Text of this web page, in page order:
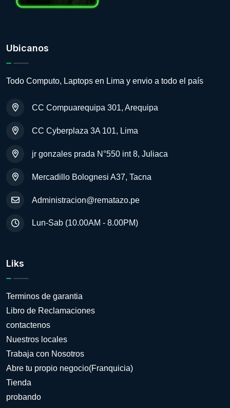
Ubicanos
Todo Computo, Laptops en Lima y envio a todo el país
CC Compuarequipa 301, Arequipa
CC Cyberplaza 3A 101, Lima
jr gonzales prada N°550 int 8, Juliaca
Mercadillo Bolognesi A37, Tacna
Administracion@rematazo.pe
Lun-Sab (10.00AM - 8.00PM)
Liks
Terminos de garantia
Libro de Reclamaciones
contactenos
Nuestros locales
Trabaja con Nosotros
Abre tu propio negocio(Franquicia)
Tienda
probando